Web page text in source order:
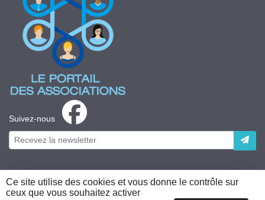
Suivez-nous
Plateforme développée en France par
Ce site utilise des cookies et vous donne le contrôle sur
ceux que vous souhaitez activer